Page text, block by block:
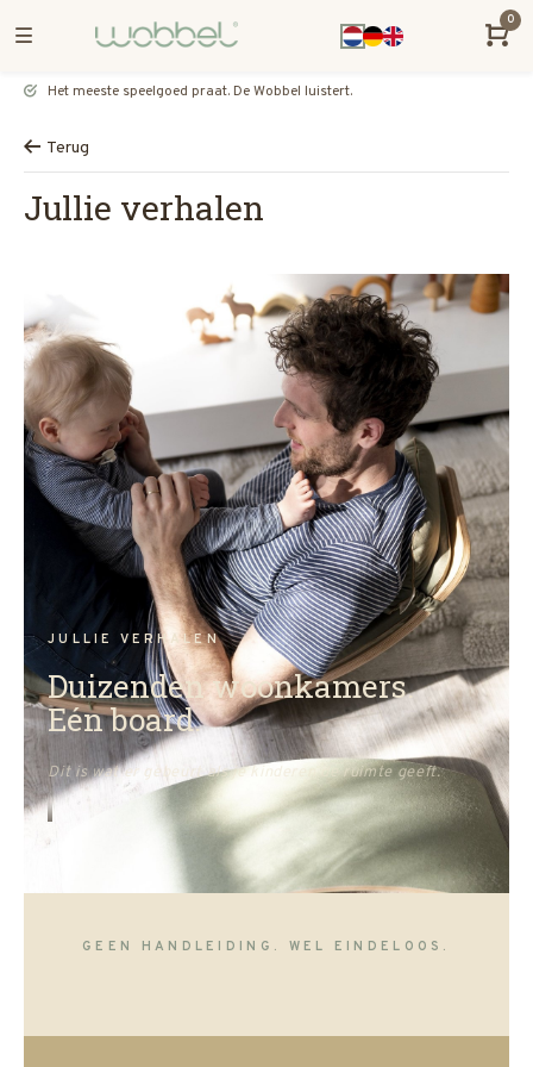
0
Het meeste speelgoed praat. De Wobbel luistert.
Terug
Jullie verhalen
JULLIE VERHALEN
Duizenden woonkamers.
Eén board.
Dit is wat er gebeurt als je kinderen de ruimte geeft.
GEEN HANDLEIDING. WEL EINDELOOS.